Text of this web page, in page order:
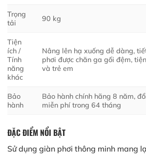
Trọng
tải
90 kg
Tiện
ích /
Tính
năng
khác
Nâng lên hạ xuống dễ dàng,
phơi được chăn ga gối đệm,
và trẻ em
Bảo
hành
Bảo hành chính hãng 8 năm,
miễn phí trong 64 tháng
ĐẶC ĐIỂM NỔI BẬT
Sử dụng giàn phơi thông minh mang